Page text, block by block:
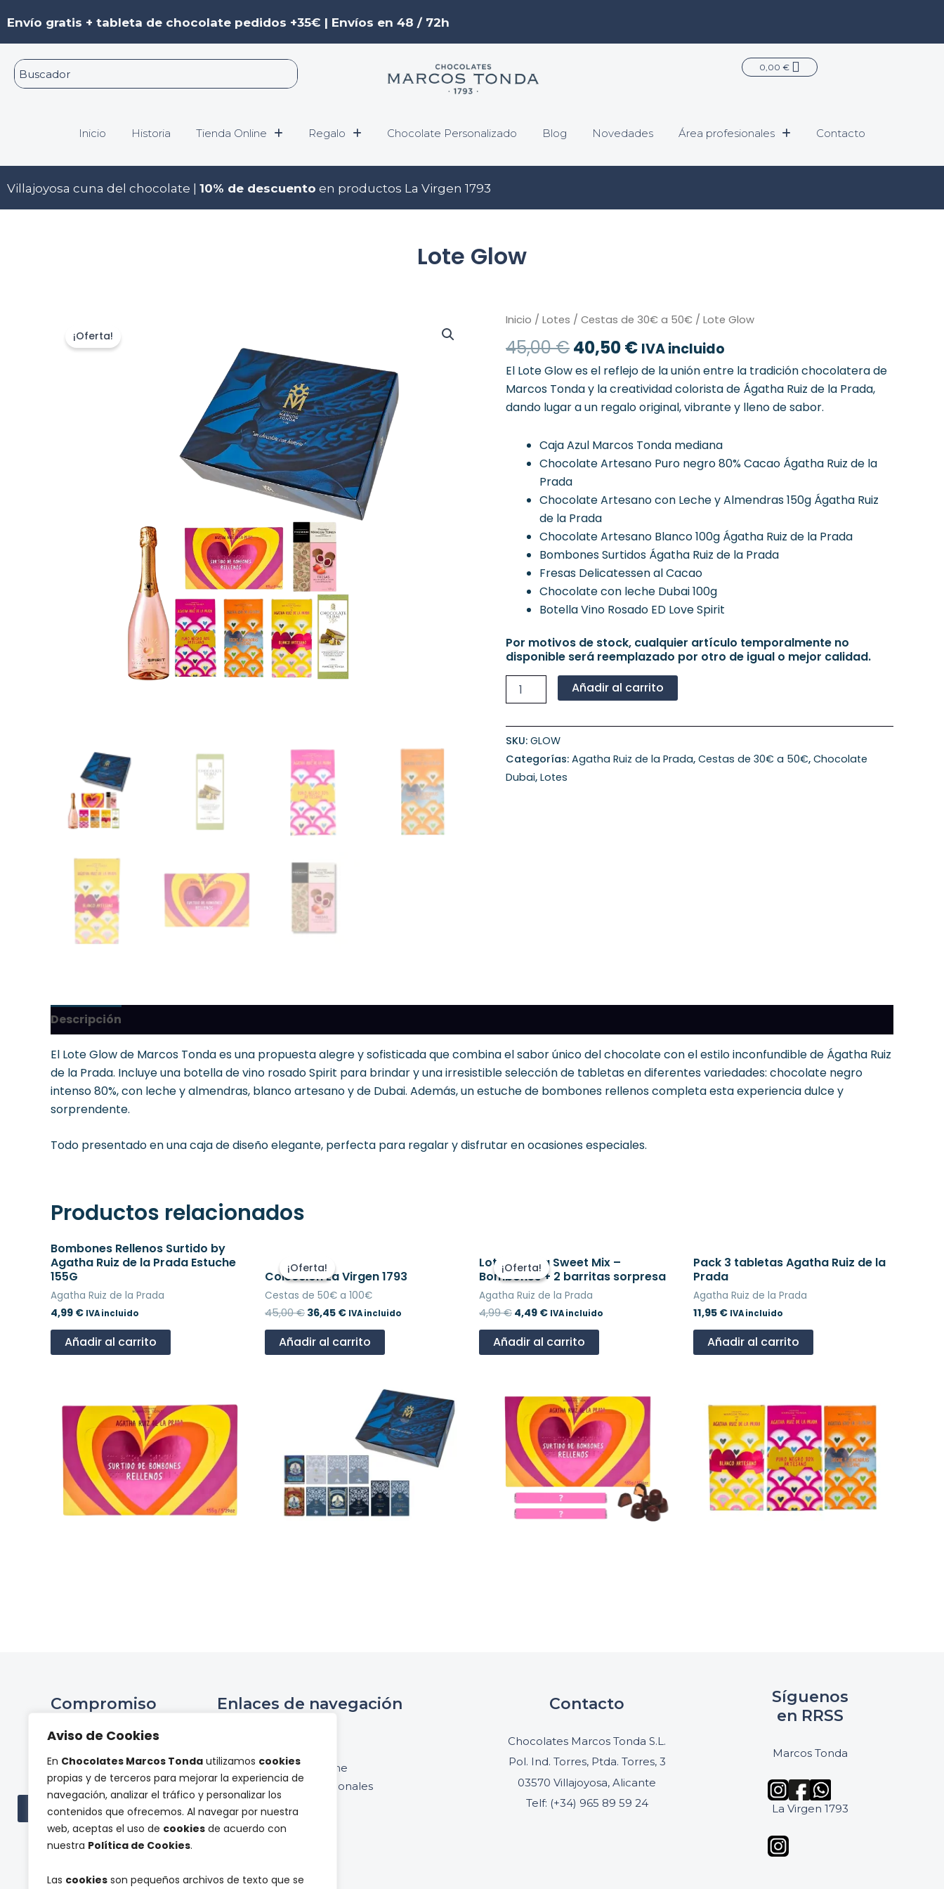
Aviso de Cookies
En Chocolates Marcos Tonda utilizamos cookies
propias y de terceros para mejorar la experiencia de
navegación, analizar el tráfico y personalizar los
contenidos que ofrecemos. Al navegar por nuestra
web, aceptas el uso de cookies de acuerdo con
nuestra Política de Cookies.
Las cookies son pequeños archivos de texto que se
al
contenido
Envío gratis + tableta de chocolate pedidos +35€ | Envíos en 48 / 72h
0,00 € Carrito
Inicio Historia Tienda Online Regalo Chocolate Personalizado Blog Novedades Área profesionales Contacto
Villajoyosa cuna del chocolate | 10% de descuento en productos La Virgen 1793
Lote Glow
¡Oferta!
Inicio / Lotes / Cestas de 30€ a 50€ / Lote Glow
45,00€
El
precio
original
era:
45,00 €.
40,50€
El
precio
actual
es:
40,50 €.
IVA incluido
El Lote Glow es el reflejo de la unión entre la tradición chocolatera de
Marcos Tonda y la creatividad colorista de Ágatha Ruiz de la Prada,
dando lugar a un regalo original, vibrante y lleno de sabor.
Caja Azul Marcos Tonda mediana
Chocolate Artesano Puro negro 80% Cacao Ágatha Ruiz de la
Prada
Chocolate Artesano con Leche y Almendras 150g Ágatha Ruiz
de la Prada
Chocolate Artesano Blanco 100g Ágatha Ruiz de la Prada
Bombones Surtidos Ágatha Ruiz de la Prada
Fresas Delicatessen al Cacao
Chocolate con leche Dubai 100g
Botella Vino Rosado ED Love Spirit
Por motivos de stock, cualquier artículo temporalmente no
disponible será reemplazado por otro de igual o mejor calidad.
Lote
cantidad
Añadir al carrito
SKU: GLOW
Categorías: Agatha Ruiz de la Prada, Cestas de 30€ a 50€, Chocolate
Dubai, Lotes
Descripción
El Lote Glow de Marcos Tonda es una propuesta alegre y sofisticada que combina el sabor único del chocolate con el estilo inconfundible de Ágatha Ruiz
de la Prada. Incluye una botella de vino rosado Spirit para brindar y una irresistible selección de tabletas en diferentes variedades: chocolate negro
intenso 80%, con leche y almendras, blanco artesano y de Dubai. Además, un estuche de bombones rellenos completa esta experiencia dulce y
sorprendente.
Todo presentado en una caja de diseño elegante, perfecta para regalar y disfrutar en ocasiones especiales.
Productos relacionados
Bombones Rellenos Surtido by
Agatha Ruiz de la Prada Estuche
155G
Agatha Ruiz de la Prada
4,99 € IVA incluido
Añadir al carrito
¡Oferta!
¡Oferta!
Colección La Virgen 1793
Cestas de 50€ a 100€
45,00€
original
era:
45,00 €.
36,45 €
actual
es:
36,45 €.
IVA incluido
Añadir al carrito
¡Oferta!
¡Oferta!
Lote Agatha Sweet Mix –
Bombones + 2 barritas sorpresa
Agatha Ruiz de la Prada
4,99€
precio
original
era:
4,99 €.
4,49 €
precio
actual
4,49 €.
IVA incluido
Añadir al carrito
Pack 3 tabletas Agatha Ruiz de la
Prada
Agatha Ruiz de la Prada
11,95 € IVA incluido
Añadir al carrito
Compromiso
Proyectos de
investigación
Ver todas las subvenciones
Enlaces de navegación
Tienda online
Panel de profesionales
Contacto
Chocolates Marcos Tonda S.L.
Pol. Ind. Torres, Ptda. Torres, 3
03570 Villajoyosa, Alicante
Telf: (+34) 965 89 59 24
Síguenos
en RRSS
Marcos Tonda
La Virgen 1793